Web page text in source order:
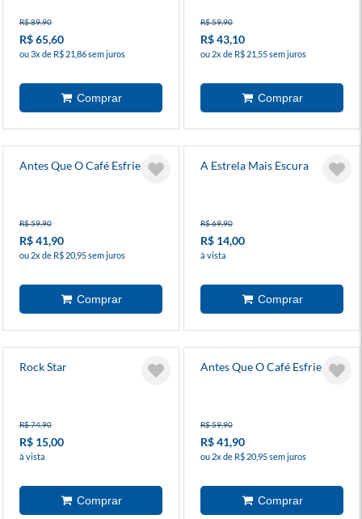
R$ 89,90
R$ 65,60
ou 3x de R$ 21,86 sem juros
R$ 59,90
R$ 43,10
ou 2x de R$ 21,55 sem juros
Antes Que O Café Esfrie 2
R$ 59,90
R$ 41,90
ou 2x de R$ 20,95 sem juros
A Estrela Mais Escura
R$ 69,90
R$ 14,00
à vista
Rock Star
R$ 74,90
R$ 15,00
à vista
Antes Que O Café Esfrie 4
R$ 59,90
R$ 41,90
ou 2x de R$ 20,95 sem juros